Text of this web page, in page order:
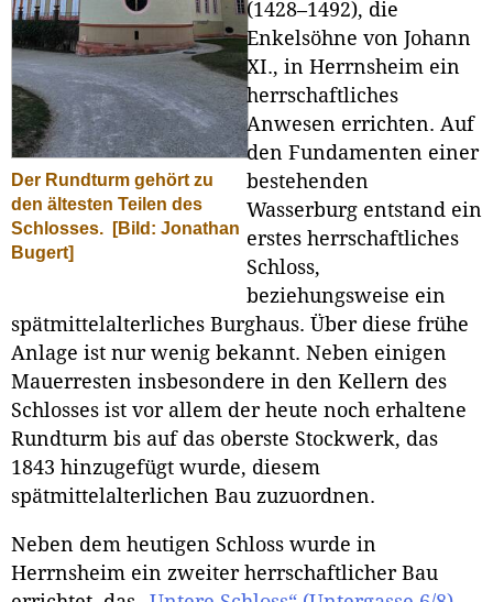
Der Rundturm gehört zu
den ältesten Teilen des
Schlosses.
[Bild: Jonathan
Bugert]
(1428–1492), die
Enkelsöhne von Johann
XI., in Herrnsheim ein
herrschaftliches
Anwesen errichten. Auf
den Fundamenten einer
bestehenden
Wasserburg entstand ein
erstes herrschaftliches
Schloss,
beziehungsweise ein
spätmittelalterliches Burghaus. Über diese frühe
Anlage ist nur wenig bekannt. Neben einigen
Mauerresten insbesondere in den Kellern des
Schlosses ist vor allem der heute noch erhaltene
Rundturm bis auf das oberste Stockwerk, das
1843 hinzugefügt wurde, diesem
spätmittelalterlichen Bau zuzuordnen.
Neben dem heutigen Schloss wurde in
Herrnsheim ein zweiter herrschaftlicher Bau